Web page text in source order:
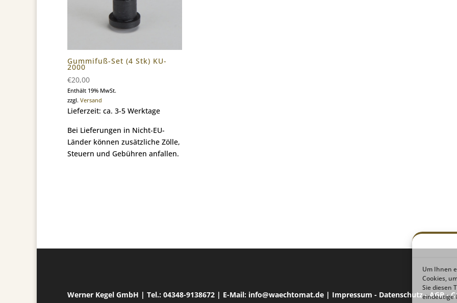
Um Ihnen
Cookies,
Sie diesen
eindeutige
Gummifuß-Set (4 Stk) KU-
2000
€20,00
Enthält 19% MwSt.
zzgl. Versand
Lieferzeit: ca. 3-5 Werktage
Bei Lieferungen in Nicht-EU-
Länder können zusätzliche Zölle,
Steuern und Gebühren anfallen.
Werner Kegel GmbH | Tel.: 04348-9138672 | E-Mail: info@waechtomat.de | Impressum - Datenschutz-AGB-